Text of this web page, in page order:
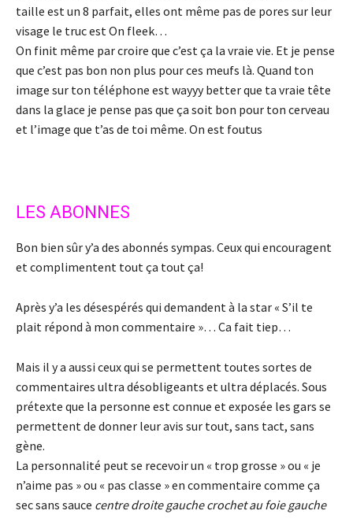
taille est un 8 parfait, elles ont même pas de pores sur leur
visage le truc est On fleek…
On finit même par croire que c’est ça la vraie vie. Et je pense
que c’est pas bon non plus pour ces meufs là. Quand ton
image sur ton téléphone est wayyy better que ta vraie tête
dans la glace je pense pas que ça soit bon pour ton cerveau
et l’image que t’as de toi même. On est foutus
LES ABONNES
Bon bien sûr y’a des abonnés sympas. Ceux qui encouragent
et complimentent tout ça tout ça!
Après y’a les désespérés qui demandent à la star « S’il te
plait répond à mon commentaire »… Ca fait tiep…
Mais il y a aussi ceux qui se permettent toutes sortes de
commentaires ultra désobligeants et ultra déplacés. Sous
prétexte que la personne est connue et exposée les gars se
permettent de donner leur avis sur tout, sans tact, sans
gène.
La personnalité peut se recevoir un « trop grosse » ou « je
n’aime pas » ou « pas classe » en commentaire comme ça
sec sans sauce centre droite gauche crochet au foie gauche